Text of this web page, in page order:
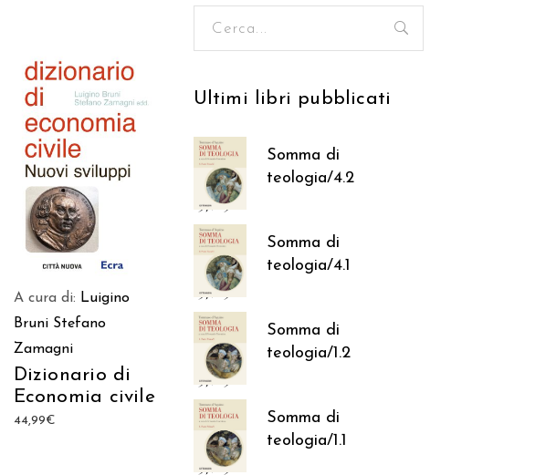
AGGIUNGI AL CARRELLO
A cura di: Luigino
Bruni Stefano
Zamagni
Dizionario di
Economia civile
44,99€
Ultimi libri pubblicati
Somma di
teologia/4.2
37,05€
Somma di
teologia/4.1
37,05€
Somma di
teologia/1.2
37,05€
Somma di
teologia/1.1
37,05€